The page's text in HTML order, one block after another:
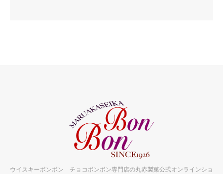
ウイスキーボンボン チョコボンボン専門店の丸赤製菓公式オンラインショ